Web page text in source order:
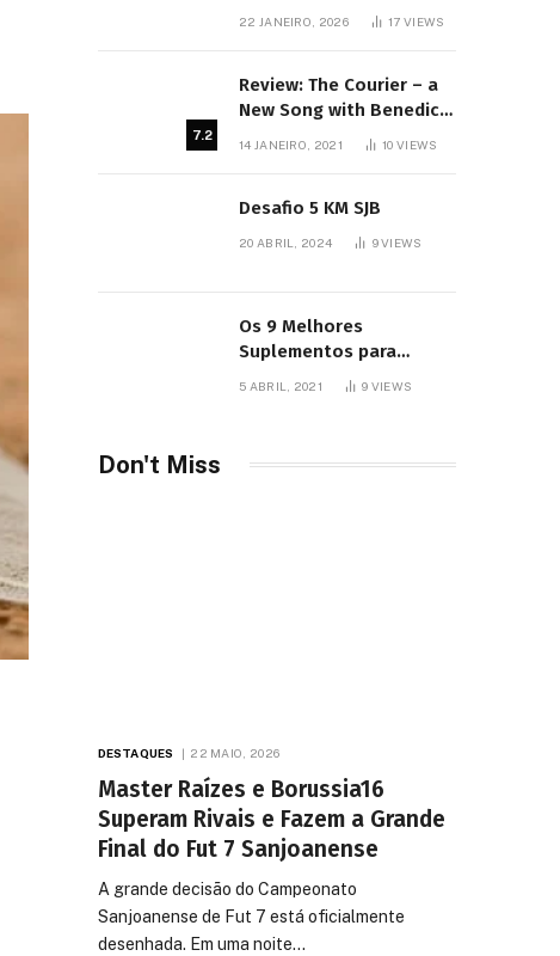
Festival de Bodyboard
22 JANEIRO, 2026 17VIEWS
7.2
Review: The Courier – a
New Song with Benedict
14 JANEIRO, 2021 10VIEWS
Desafio 5 KM SJB
20 ABRIL, 2024 9VIEWS
Os 9 Melhores
Suplementos para
5 ABRIL, 2021 9 VIEWS
Don't Miss
DESTAQUES 22 MAIO, 2026
Master Raízes e Borussia16
Superam Rivais e Fazem a Grande
Final do Fut 7 Sanjoanense
A grande decisão do Campeonato
Sanjoanense de Fut 7 está oficialmente
desenhada. Em uma noite…